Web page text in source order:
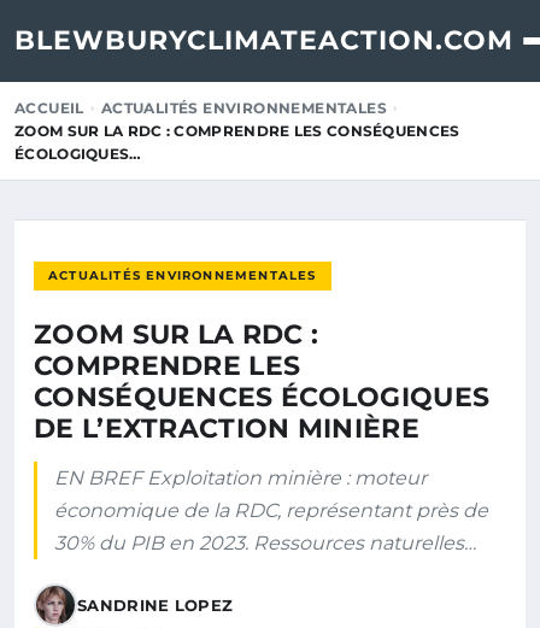
BLEWBURYCLIMATEACTION.COM
ACCUEIL
ACTUALITÉS ENVIRONNEMENTALES
ZOOM SUR LA RDC : COMPRENDRE LES CONSÉQUENCES
ÉCOLOGIQUES…
ACTUALITÉS ENVIRONNEMENTALES
ZOOM SUR LA RDC :
COMPRENDRE LES
CONSÉQUENCES ÉCOLOGIQUES
DE L’EXTRACTION MINIÈRE
EN BREF Exploitation minière : moteur
économique de la RDC, représentant près de
30% du PIB en 2023. Ressources naturelles…
SANDRINE LOPEZ